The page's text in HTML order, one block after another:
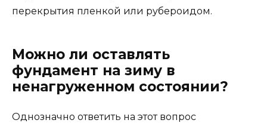
перекрытия пленкой или рубероидом.
Можно ли оставлять
фундамент на зиму в
ненагруженном состоянии?
Однозначно ответить на этот вопрос